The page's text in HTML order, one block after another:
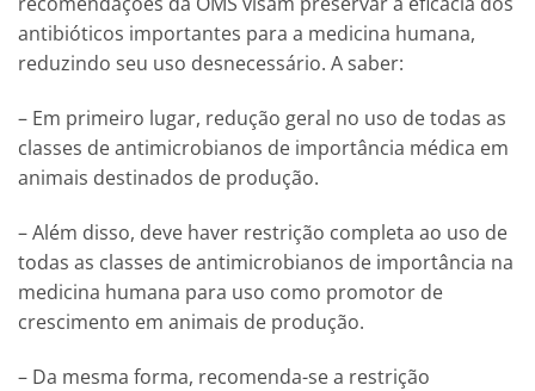
antibióticos importantes para a medicina humana,
reduzindo seu uso desnecessário. A saber:
– Em primeiro lugar, redução geral no uso de todas as
classes de antimicrobianos de importância médica em
animais destinados de produção.
– Além disso, deve haver restrição completa ao uso de
todas as classes de antimicrobianos de importância na
medicina humana para uso como promotor de
crescimento em animais de produção.
– Da mesma forma, recomenda-se a restrição